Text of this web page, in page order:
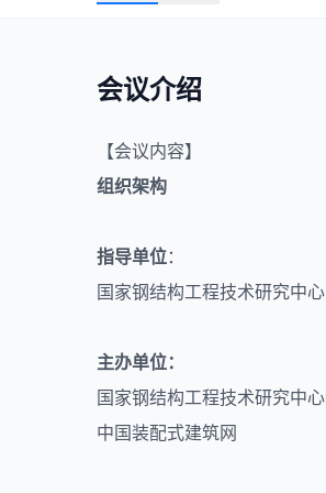
会议介绍
【会议内容】
组织架构
指导单位：
国家钢结构工程技术研究中心
主办单位：
国家钢结构工程技术研究中
中国装配式建筑网